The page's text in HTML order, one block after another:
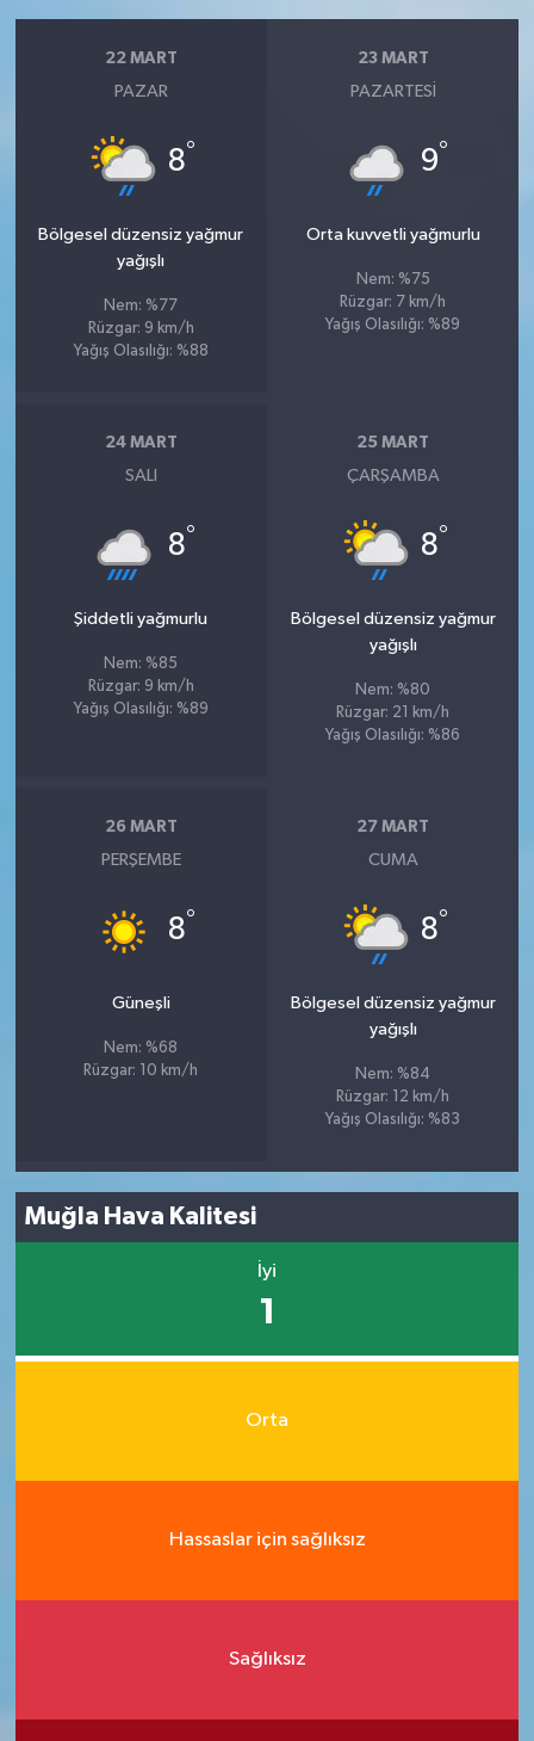
22 MART
PAZAR
8°
Bölgesel düzensiz yağmur
yağışlı
Nem: %77
Rüzgar: 9 km/h
Yağış Olasılığı: %88
23 MART
PAZARTESI
9°
Orta kuvvetli yağmurlu
Nem: %75
Rüzgar: 7 km/h
Yağış Olasılığı: %89
24 MART
SALI
8°
Şiddetli yağmurlu
Nem: %85
Rüzgar: 9 km/h
Yağış Olasılığı: %89
25 MART
ÇARŞAMBA
8°
Bölgesel düzensiz yağmur
yağışlı
Nem: %80
Rüzgar: 21 km/h
Yağış Olasılığı: %86
26 MART
PERŞEMBE
8°
Güneşli
Nem: %68
Rüzgar: 10 km/h
27 MART
CUMA
8°
Bölgesel düzensiz yağmur
yağışlı
Nem: %84
Rüzgar: 12 km/h
Yağış Olasılığı: %83
Muğla Hava Kalitesi
İyi
1
Orta
Hassaslar için sağlıksız
Sağlıksız